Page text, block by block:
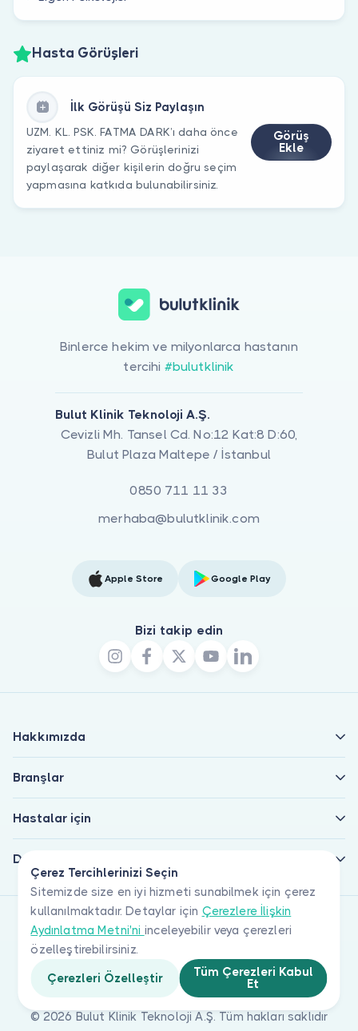
Hasta Görüşleri
İlk Görüşü Siz Paylaşın
UZM. KL. PSK. FATMA DARK’ı daha önce
ziyaret ettiniz mi? Görüşlerinizi
paylaşarak diğer kişilerin doğru seçim
yapmasına katkıda bulunabilirsiniz.
Görüş
Ekle
Çerez Tercihlerinizi Seçin
Sitemizde size en iyi hizmeti sunabilmek için çerez
kullanılmaktadır. Detaylar için Çerezlere İlişkin
Aydınlatma Metni'ni inceleyebilir veya çerezleri
özelleştirebilirsiniz.
Çerezleri Özelleştir
Tüm Çerezleri Kabul
Et
Binlerce hekim ve milyonlarca hastanın
tercihi #bulutklinik
Bulut Klinik Teknoloji A.Ş.
Cevizli Mh. Tansel Cd. No:12 Kat:8 D:60,
Bulut Plaza Maltepe / İstanbul
0850 711 11 33
merhaba@bulutklinik.com
Apple Store Google Play
Bizi takip edin
Hakkımızda
Branşlar
Hastalar için
Doktorlar için
© 2026 Bulut Klinik Teknoloji A.Ş. Tüm hakları saklıdır